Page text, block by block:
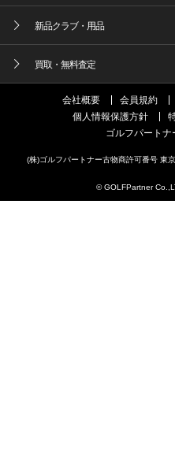
新品クラブ・用品
買取・無料査定
会社概要 会員規約
個人情報保護方針
ゴルフパートナ
(株)ゴルフパートナー古物商許可番号 東
© GOLFPartner